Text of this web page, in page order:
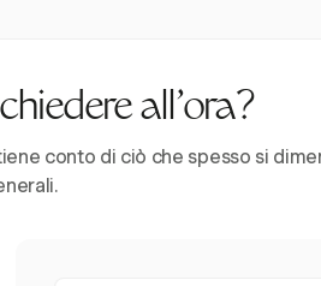
all’ora?
conto di ciò che spesso si